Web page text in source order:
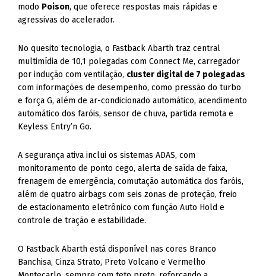
modo Poison, que oferece respostas mais rápidas e
agressivas do acelerador.
No quesito tecnologia, o Fastback Abarth traz central
multimídia de 10,1 polegadas com Connect Me, carregador
por indução com ventilação, cluster digital de 7 polegadas
com informações de desempenho, como pressão do turbo
e força G, além de ar-condicionado automático, acendimento
automático dos faróis, sensor de chuva, partida remota e
Keyless Entry’n Go.
A segurança ativa inclui os sistemas ADAS, com
monitoramento de ponto cego, alerta de saída de faixa,
frenagem de emergência, comutação automática dos faróis,
além de quatro airbags com seis zonas de proteção, freio
de estacionamento eletrônico com função Auto Hold e
controle de tração e estabilidade.
O Fastback Abarth está disponível nas cores Branco
Banchisa, Cinza Strato, Preto Volcano e Vermelho